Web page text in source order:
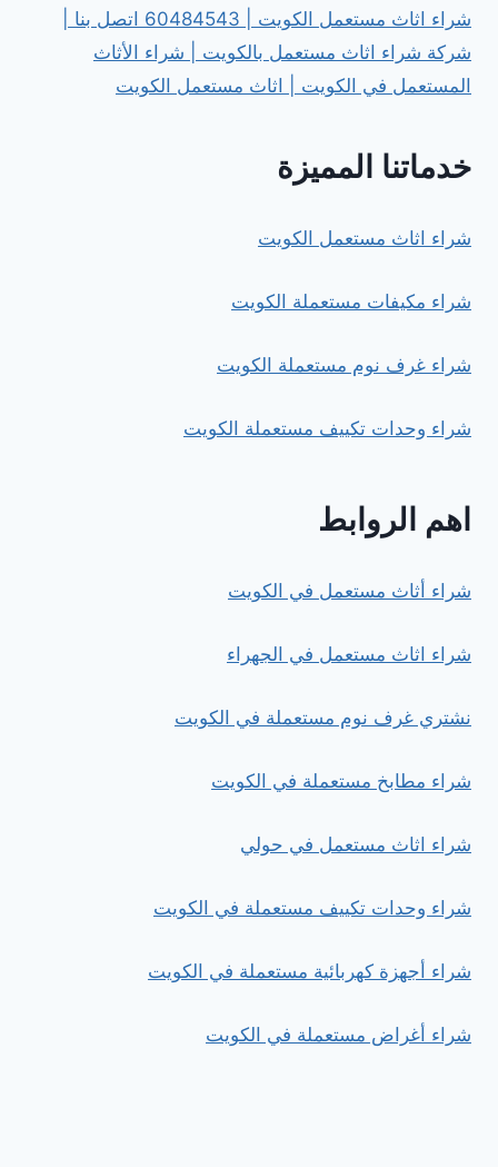
شراء اثاث مستعمل الكويت | 60484543 اتصل بنا |
شركة شراء اثاث مستعمل بالكويت | شراء الأثاث
المستعمل في الكويت | اثاث مستعمل الكويت
خدماتنا المميزة
شراء اثاث مستعمل الكويت
شراء مكيفات مستعملة الكويت
شراء غرف نوم مستعملة الكويت
شراء وحدات تكييف مستعملة الكويت
اهم الروابط
شراء أثاث مستعمل في الكويت
شراء اثاث مستعمل في الجهراء
نشتري غرف نوم مستعملة في الكويت
شراء مطابخ مستعملة في الكويت
شراء اثاث مستعمل في حولي
شراء وحدات تكييف مستعملة في الكويت
شراء أجهزة كهربائية مستعملة في الكويت
شراء أغراض مستعملة في الكويت